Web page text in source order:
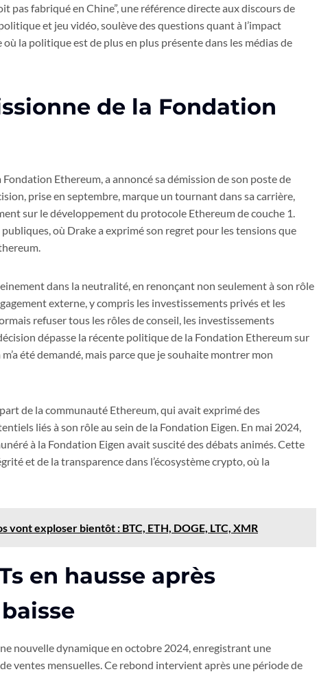
pas fabriqué en Chine”, une référence directe aux discours de
et jeu vidéo, soulève des questions quant à l’impact
la politique est de plus en plus présente dans les médias de
de la Fondation
Ethereum, a annoncé sa démission de son poste de
prise en septembre, marque un tournant dans sa carrière,
sur le développement du protocole Ethereum de couche 1.
où Drake a exprimé son regret pour les tensions que
dans la neutralité, en renonçant non seulement à son rôle
externe, y compris les investissements privés et les
refuser tous les rôles de conseil, les investissements
dépasse la récente politique de la Fondation Ethereum sur
été demandé, mais parce que je souhaite montrer mon
de la communauté Ethereum, qui avait exprimé des
liés à son rôle au sein de la Fondation Eigen. En mai 2024,
à la Fondation Eigen avait suscité des débats animés. Cette
et de la transparence dans l’écosystème crypto, où la
vont exploser bientôt : BTC, ETH, DOGE, LTC, XMR
en hausse après
nouvelle dynamique en octobre 2024, enregistrant une
ventes mensuelles. Ce rebond intervient après une période de